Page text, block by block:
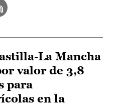
La Mancha
valor de 3,8
para
en la